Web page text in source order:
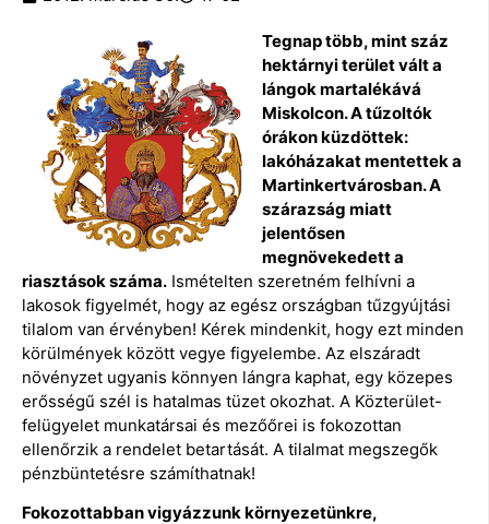
Tegnap több, mint száz
hektárnyi terület vált a
lángok martalékává
Miskolcon. A tűzoltók
órákon küzdöttek:
lakóházakat mentettek a
Martinkertvárosban. A
szárazság miatt
jelentősen
megnövekedett a
riasztások száma. Ismételten szeretném felhívni a
lakosok figyelmét, hogy az egész országban tűzgyújtási
tilalom van érvényben! Kérek mindenkit, hogy ezt minden
körülmények között vegye figyelembe. Az elszáradt
növényzet ugyanis könnyen lángra kaphat, egy közepes
erősségű szél is hatalmas tüzet okozhat. A Közterület-
felügyelet munkatársai és mezőőrei is fokozottan
ellenőrzik a rendelet betartását. A tilalmat megszegők
pénzbüntetésre számíthatnak!
Fokozottabban vigyázzunk környezetünkre,